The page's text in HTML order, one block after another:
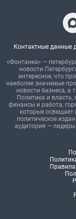
Контактные данные
«Фонтанка» —
новости
интересное, что
наиболее значимые
новости бизнеса, а
Политика и
финансы и работа,
которые освещает
политическое
аудитория — лидеры